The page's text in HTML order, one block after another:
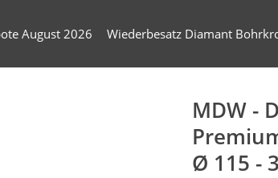
August 2026 Wiederbesatz Diamant
MDW -
Ø 115 -